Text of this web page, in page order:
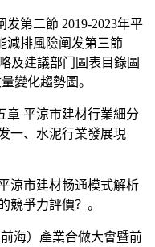
第二節 2019-2023年平
減排風險阐发第三節
及建議部门圖表目錄圖
變化趨勢圖。
平涼市建材行業細分
一、水泥行業發展現
市建材畅通模式解析
競爭力評價？。
海）產業合做大會暨前